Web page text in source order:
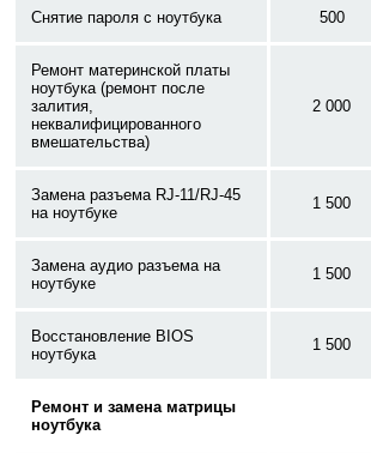
Снятие пароля с ноутбука 500
Ремонт материнской платы
ноутбука (ремонт после
залития,
неквалифицированного
вмешательства)
2 000
Замена разъема RJ-11/RJ-45
на ноутбуке
1 500
Замена аудио разъема на
ноутбуке
1 500
Восстановление BIOS
ноутбука
1 500
Ремонт и замена матрицы
ноутбука